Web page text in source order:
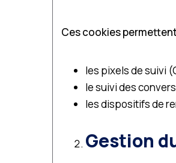
Ces cookies
les pixels de suivi
le suivi des
les dispositifs de
Gestion